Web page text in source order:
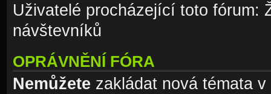
Uživatelé procházející toto fórum:
návštevníků
OPRÁVNĚNÍ FÓRA
Nemůžete zakládat nová témata